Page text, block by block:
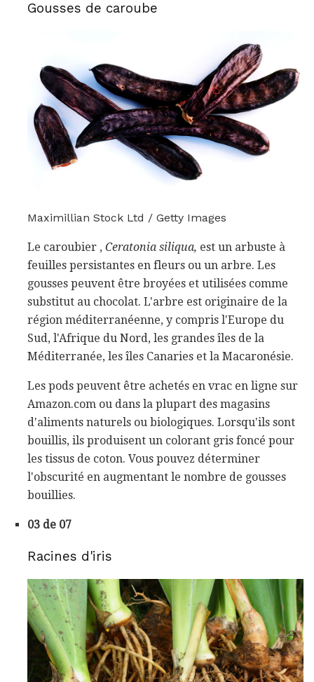
Gousses de caroube
Maximillian Stock Ltd / Getty Images
Le caroubier , Ceratonia siliqua, est un arbuste à
feuilles persistantes en fleurs ou un arbre. Les
gousses peuvent être broyées et utilisées comme
substitut au chocolat. L'arbre est originaire de la
région méditerranéenne, y compris l'Europe du
Sud, l'Afrique du Nord, les grandes îles de la
Méditerranée, les îles Canaries et la Macaronésie.
Les pods peuvent être achetés en vrac en ligne sur
Amazon.com ou dans la plupart des magasins
d'aliments naturels ou biologiques. Lorsqu'ils sont
bouillis, ils produisent un colorant gris foncé pour
les tissus de coton. Vous pouvez déterminer
l'obscurité en augmentant le nombre de gousses
bouillies.
03 de 07
Racines d'iris